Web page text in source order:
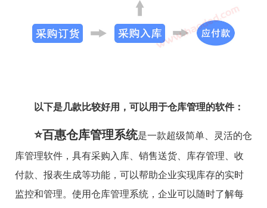
以下是几款比较好用，可以用于仓库管理的软件：
⭐百惠仓库管理系统是一款超级简单、灵活的仓
库管理软件，具有采购入库、销售送货、库存管理、收
付款、报表生成等功能，可以帮助企业实现库存的实时
监控和管理。使用仓库管理系统，企业可以随时了解每